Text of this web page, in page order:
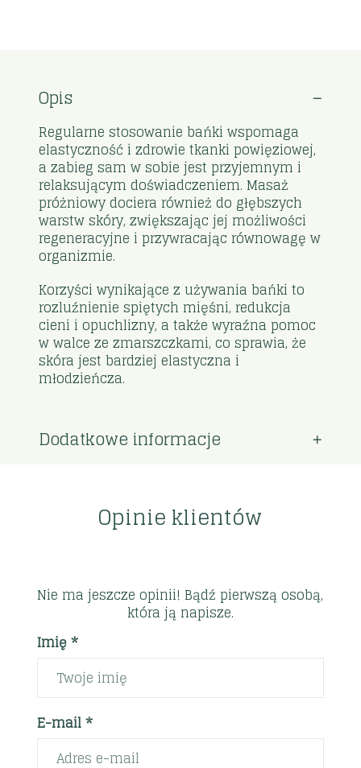
Opis
Regularne stosowanie bańki wspomaga
elastyczność i zdrowie tkanki powięziowej,
a zabieg sam w sobie jest przyjemnym i
relaksującym doświadczeniem. Masaż
próżniowy dociera również do głębszych
warstw skóry, zwiększając jej możliwości
regeneracyjne i przywracając równowagę w
organizmie.
Korzyści wynikające z używania bańki to
rozluźnienie spiętych mięśni, redukcja
cieni i opuchlizny, a także wyraźna pomoc
w walce ze zmarszczkami, co sprawia, że
skóra jest bardziej elastyczna i
młodzieńcza.
Dodatkowe informacje
Opinie klientów
Nie ma jeszcze opinii! Bądź pierwszą osobą,
która ją napisze.
Imię *
E-mail *